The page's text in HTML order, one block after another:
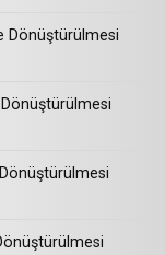
Dönüştürülmesi